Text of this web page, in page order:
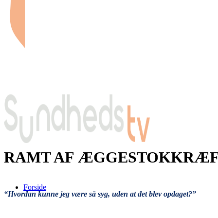
Forside
RAMT AF
“Hvordan kunne jeg være så syg, uden at det blev opdaget?”